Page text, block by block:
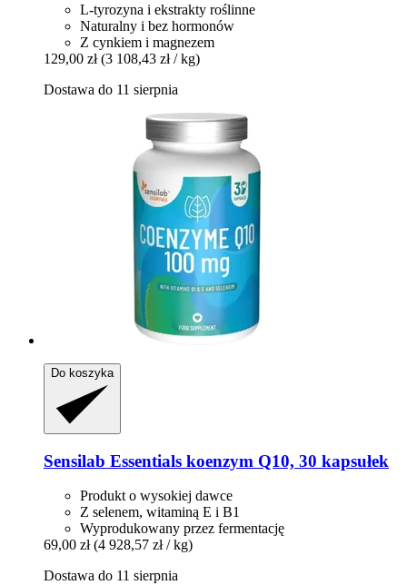
L-tyrozyna i ekstrakty roślinne
Naturalny i bez hormonów
Z cynkiem i magnezem
129,00 zł (3 108,43 zł / kg)
Dostawa do 11 sierpnia
Do koszyka
Sensilab Essentials koenzym Q10, 30 kapsułek
Produkt o wysokiej dawce
Z selenem, witaminą E i B1
Wyprodukowany przez fermentację
69,00 zł (4 928,57 zł / kg)
Dostawa do 11 sierpnia